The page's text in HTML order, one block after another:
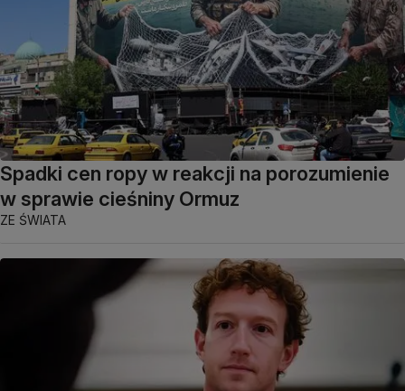
Spadki cen ropy w reakcji na porozumienie
w sprawie cieśniny Ormuz
ZE ŚWIATA